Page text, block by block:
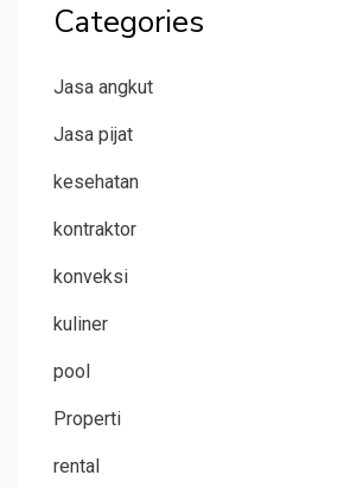
Categories
Jasa angkut
Jasa pijat
kesehatan
kontraktor
konveksi
kuliner
pool
Properti
rental